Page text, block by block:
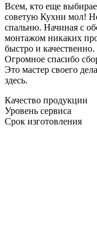
Всем, кто еще
советую Кухни мол!
спальню. Начиная с
монтажом никаких
быстро и
Огромное спасибо
Это мастер своего
здесь.
Качество продукции
Уровень сервиса
Срок изготовления